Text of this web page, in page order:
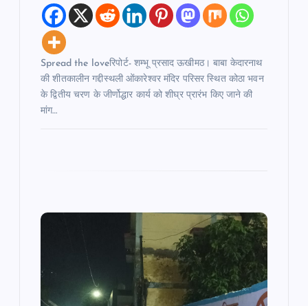
Spread the loveरिपोर्ट- शम्भू प्रसाद ऊखीमठ। बाबा केदारनाथ
की शीतकालीन गद्दीस्थली ओंकारेश्वर मंदिर परिसर स्थित कोठा भवन
के द्वितीय चरण के जीर्णोद्धार कार्य को शीघ्र प्रारंभ किए जाने की
मांग…